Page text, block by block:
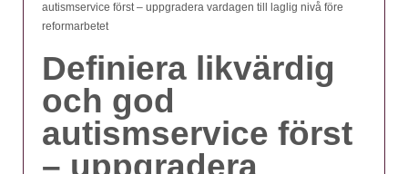
autismservice först – uppgradera vardagen till laglig nivå före
reformarbetet
Definiera likvärdig
och god
autismservice först